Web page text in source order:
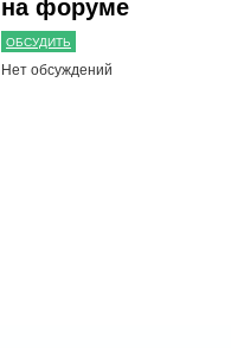
на форуме
ОБСУДИТЬ
Нет обсуждений